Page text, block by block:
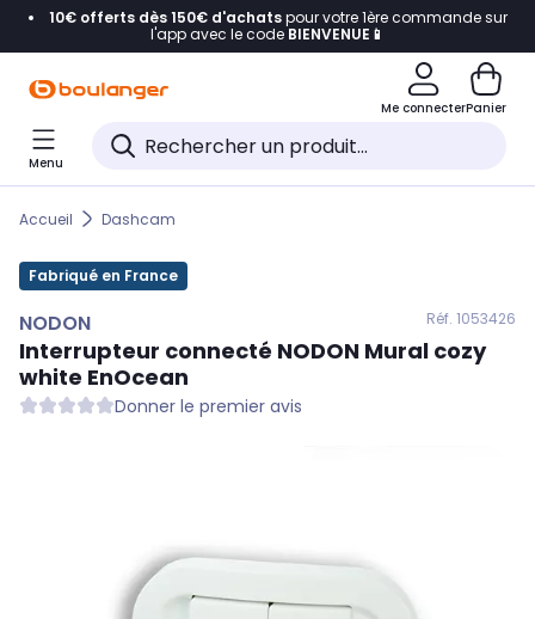
Accéder directement à la navigation
Accéder directement au pied de page
Accéder directement au chatbot
10€ offerts dès 150€ d'achatspour votre 1ère commande sur
l'app avec le code BIENVENUE📱
Me connecterPanier
Menu
Accueil Dashcam
Fabriqué en France
NODON Réf. 1053426
Interrupteur connecté NODON Mural cozy
white EnOcean
Donner le premier avis